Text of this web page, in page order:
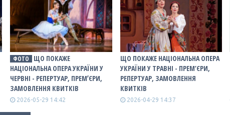
ФОТО
ЩО ПОКАЖЕ
НАЦІОНАЛЬНА ОПЕРА УКРАЇНИ У
ЧЕРВНІ - РЕПЕРТУАР, ПРЕМʼЄРИ,
ЗАМОВЛЕННЯ КВИТКІВ
2026-05-29 14:42
ЩО ПОКАЖЕ НАЦІОНАЛЬНА ОПЕРА
УКРАЇНИ У ТРАВНІ - ПРЕМ’ЄРИ,
РЕПЕРТУАР, ЗАМОВЛЕННЯ
КВИТКІВ
2026-04-29 14:37